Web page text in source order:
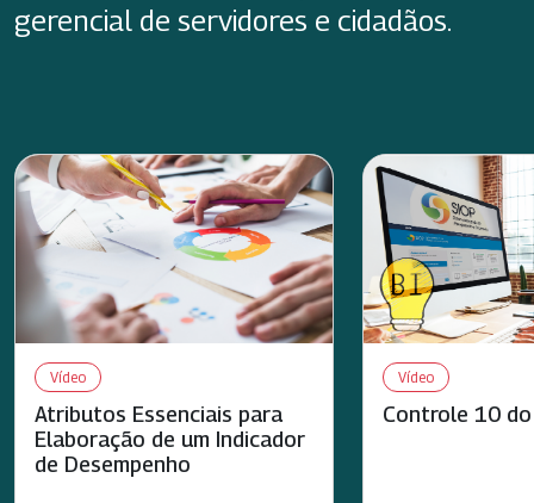
gerencial de servidores e cidadãos.
Vídeo
Atributos Essenciais para
Elaboração de um Indicador
de Desempenho
Vídeo
Controle 10